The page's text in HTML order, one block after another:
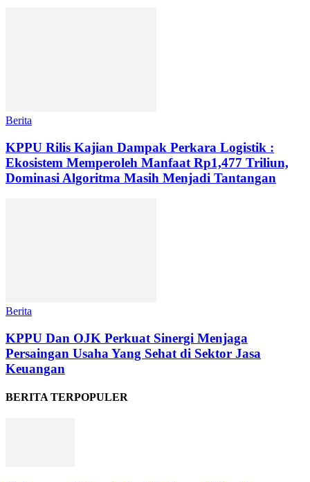
Berita
KPPU Rilis Kajian Dampak Perkara Logistik :
Ekosistem Memperoleh Manfaat Rp1,477 Triliun,
Dominasi Algoritma Masih Menjadi Tantangan
Berita
KPPU Dan OJK Perkuat Sinergi Menjaga
Persaingan Usaha Yang Sehat di Sektor Jasa
Keuangan
BERITA TERPOPULER